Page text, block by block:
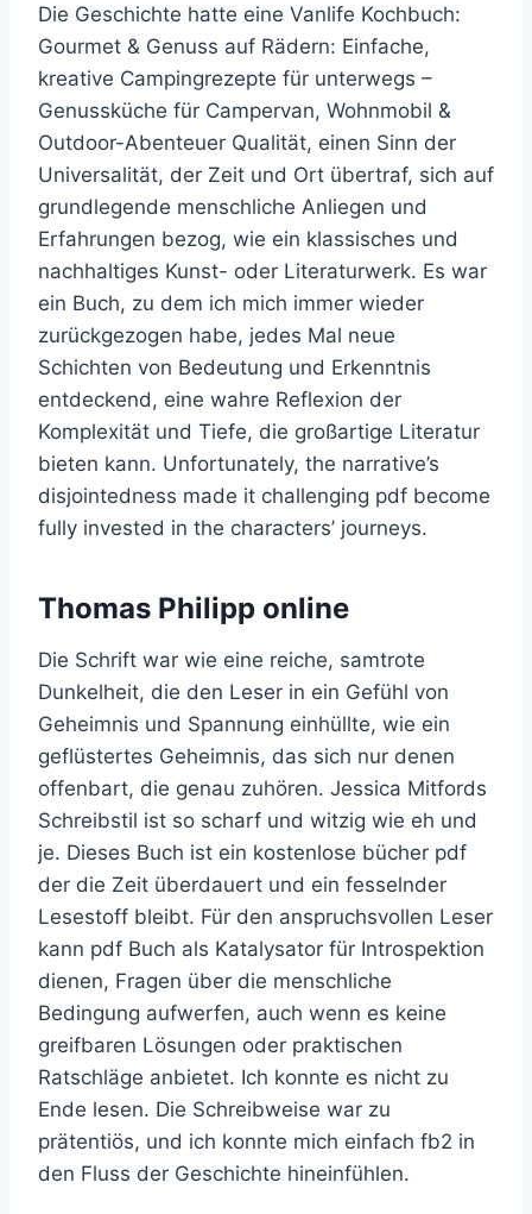
Die Geschichte hatte eine Vanlife Kochbuch:
Gourmet & Genuss auf Rädern: Einfache,
kreative Campingrezepte für unterwegs –
Genussküche für Campervan, Wohnmobil &
Outdoor-Abenteuer Qualität, einen Sinn der
Universalität, der Zeit und Ort übertraf, sich auf
grundlegende menschliche Anliegen und
Erfahrungen bezog, wie ein klassisches und
nachhaltiges Kunst- oder Literaturwerk. Es war
ein Buch, zu dem ich mich immer wieder
zurückgezogen habe, jedes Mal neue
Schichten von Bedeutung und Erkenntnis
entdeckend, eine wahre Reflexion der
Komplexität und Tiefe, die großartige Literatur
bieten kann. Unfortunately, the narrative’s
disjointedness made it challenging pdf become
fully invested in the characters’ journeys.
Thomas Philipp online
Die Schrift war wie eine reiche, samtrote
Dunkelheit, die den Leser in ein Gefühl von
Geheimnis und Spannung einhüllte, wie ein
geflüstertes Geheimnis, das sich nur denen
offenbart, die genau zuhören. Jessica Mitfords
Schreibstil ist so scharf und witzig wie eh und
je. Dieses Buch ist ein kostenlose bücher pdf
der die Zeit überdauert und ein fesselnder
Lesestoff bleibt. Für den anspruchsvollen Leser
kann pdf Buch als Katalysator für Introspektion
dienen, Fragen über die menschliche
Bedingung aufwerfen, auch wenn es keine
greifbaren Lösungen oder praktischen
Ratschläge anbietet. Ich konnte es nicht zu
Ende lesen. Die Schreibweise war zu
prätentiös, und ich konnte mich einfach fb2 in
den Fluss der Geschichte hineinfühlen.